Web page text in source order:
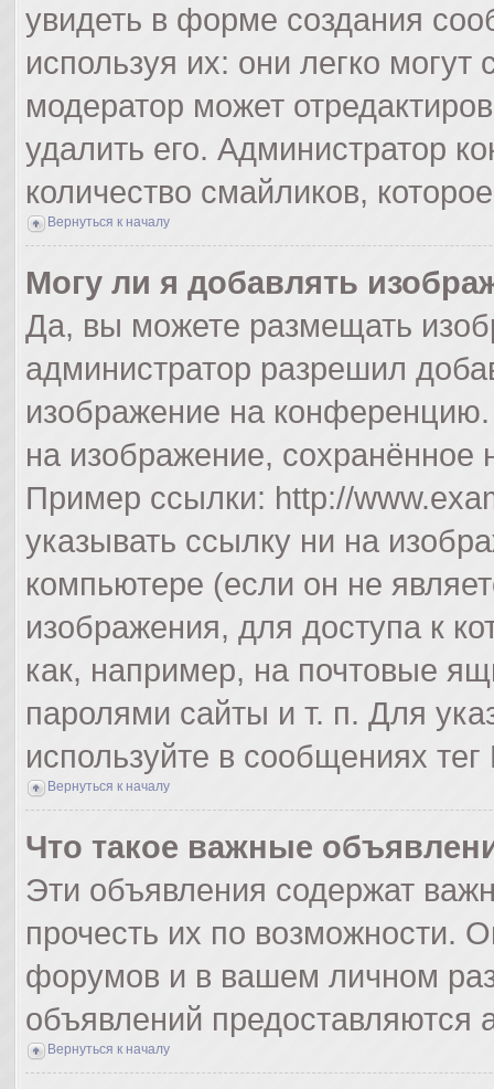
увидеть в форме создания
используя их: они легко
модератор может
удалить его. Администратор
количество смайликов,
Вернуться к началу
Могу ли я добавлять
Да, вы можете размещать
администратор разрешил
изображение на
на изображение,
Пример ссылки: http://
указывать ссылку ни на
компьютере (если он не
изображения, для доступа к
как, например, на почтовые
паролями сайты и т. п. Для
используйте в сообщениях
Вернуться к началу
Что такое важные
Эти объявления содержат
прочесть их по возможности.
форумов и в вашем личном
объявлений
Вернуться к началу